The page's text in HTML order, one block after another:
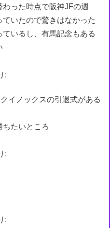
った時点で阪神JFの週
ていたので驚きはなかった
いるし、有馬記念もある
:
イノックスの引退式がある
ちたいところ
:
: